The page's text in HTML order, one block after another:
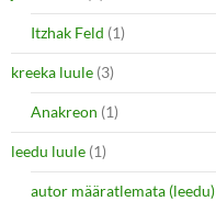
Itzhak Feld (1)
kreeka luule (3)
Anakreon (1)
leedu luule (1)
autor määratlemata (leedu)